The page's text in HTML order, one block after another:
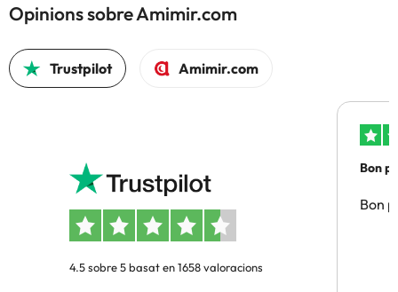
Opinions sobre Amimir.com
Trustpilot Amimir.com
4.5 sobre 5 basat en 1658 valoracions
Bon
Bon